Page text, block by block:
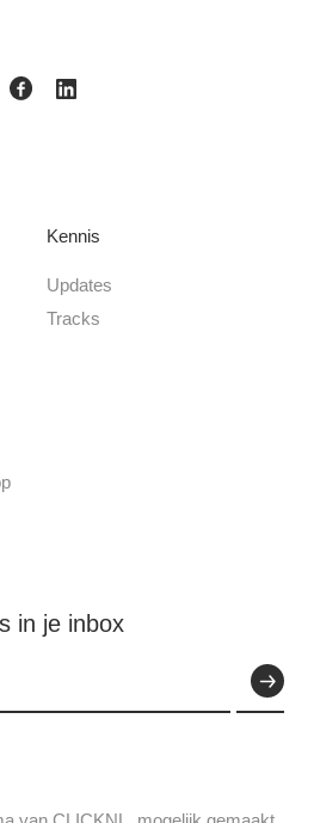
Kennis
Updates
Tracks
in je inbox